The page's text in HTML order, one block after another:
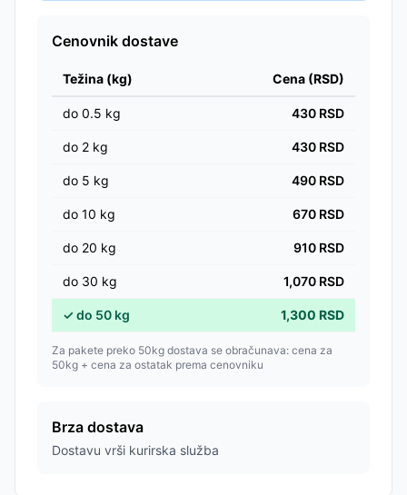
Cenovnik dostave
Težina (kg) Cena (RSD)
do 0.5 kg 430 RSD
do 2 kg 430 RSD
do 5 kg 490 RSD
do 10 kg 670 RSD
do 20 kg 910 RSD
do 30 kg 1,070 RSD
✓do 50 kg 1,300 RSD
Za pakete preko 50kg dostava se obračunava: cena za
50kg + cena za ostatak prema cenovniku
Brza dostava
Dostavu vrši kurirska služba